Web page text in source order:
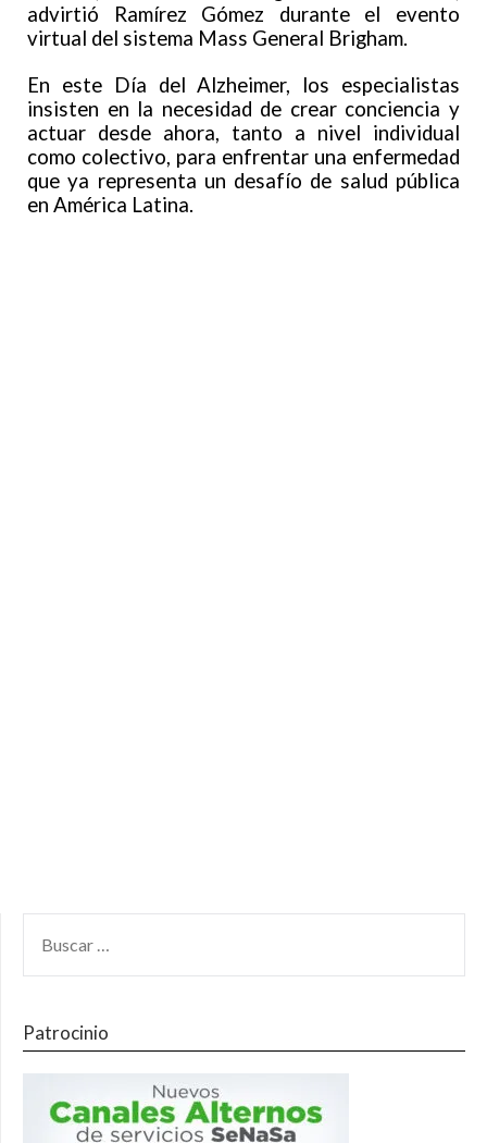
advirtió Ramírez Gómez durante el evento
virtual del sistema Mass General Brigham.
En este Día del Alzheimer, los especialistas
insisten en la necesidad de crear conciencia y
actuar desde ahora, tanto a nivel individual
como colectivo, para enfrentar una enfermedad
que ya representa un desafío de salud pública
en América Latina.
Patrocinio